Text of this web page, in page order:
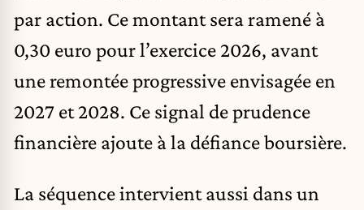
par action. Ce montant sera ramené à
0,30 euro pour l’exercice 2026, avant
une remontée progressive envisagée en
2027 et 2028. Ce signal de prudence
financière ajoute à la défiance boursière.
La séquence intervient aussi dans un